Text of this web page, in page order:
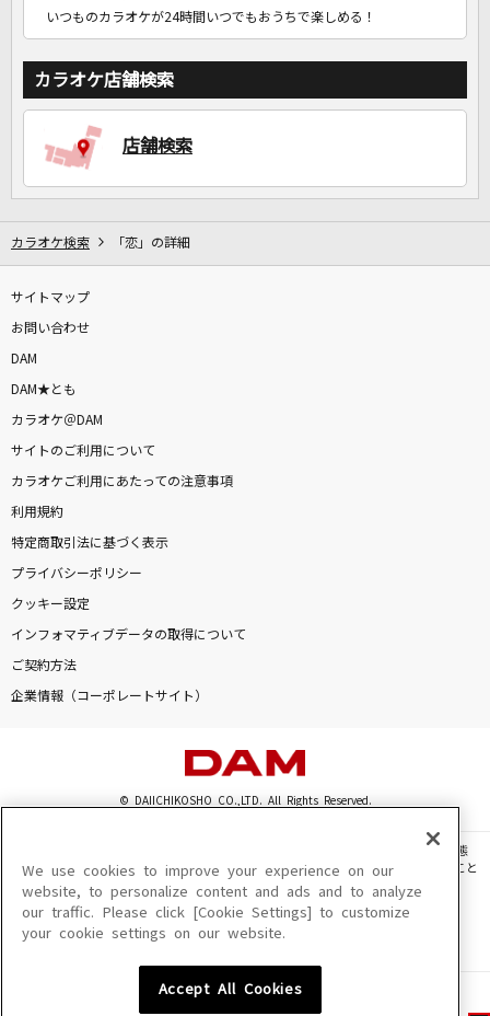
いつものカラオケが24時間いつでもおうちで楽しめる！
カラオケ店舗検索
店舗検索
カラオケ検索 「恋」の詳細
サイトマップ
お問い合わせ
DAM
DAM★とも
カラオケ＠DAM
サイトのご利用について
カラオケご利用にあたっての注意事項
利用規約
特定商取引法に基づく表示
プライバシーポリシー
クッキー設定
インフォマティブデータの取得について
ご契約方法
企業情報（コーポレートサイト）
© DAIICHIKOSHO CO.,LTD. All Rights Reserved.
このサイトに掲載されている一切の文章・画像・写真・動画・音声等を、手段や形態
を問わず、著作権法の定める範囲を超えて無断で複製、転載、ファイル化などすること
を禁じます。
楽曲及びコンテンツは、機種によりご利用いただけない場合があります。
楽曲及びコンテンツの配信日、配信内容が変更になる場合があります。
We use cookies to improve your experience on our
website, to personalize content and ads and to analyze
our traffic. Please click [Cookie Settings] to customize
your cookie settings on our website.
Accept All Cookies